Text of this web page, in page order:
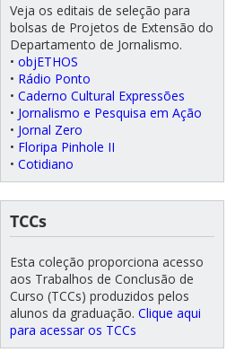
Veja os editais de seleção para
bolsas de Projetos de Extensão do
Departamento de Jornalismo.
• objETHOS
• Rádio Ponto
• Caderno Cultural Expressões
• Jornalismo e Pesquisa em Ação
• Jornal Zero
• Floripa Pinhole II
• Cotidiano
TCCs
Esta coleção proporciona acesso
aos Trabalhos de Conclusão de
Curso (TCCs) produzidos pelos
alunos da graduação. Clique aqui
para acessar os TCCs